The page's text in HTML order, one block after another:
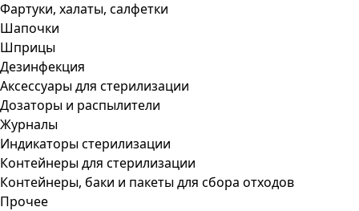
Фартуки, халаты, салфетки
Шапочки
Шприцы
Дезинфекция
Аксессуары для стерилизации
Дозаторы и распылители
Журналы
Индикаторы стерилизации
Контейнеры для стерилизации
Контейнеры, баки и пакеты для сбора отходов
Прочее